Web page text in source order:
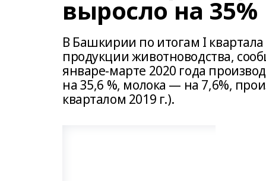
выросло на 35%
В Башкирии по итогам I
продукции животноводства,
январе-марте 2020 года
на 35,6 %, молока — на 7,6%,
кварталом 2019 г.).